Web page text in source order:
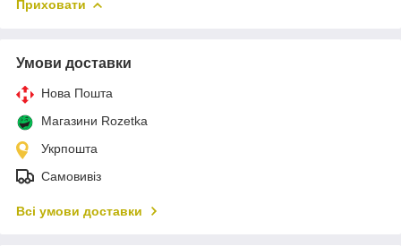
Приховати
Умови доставки
Нова Пошта
Магазини Rozetka
Укрпошта
Самовивіз
Всі умови доставки